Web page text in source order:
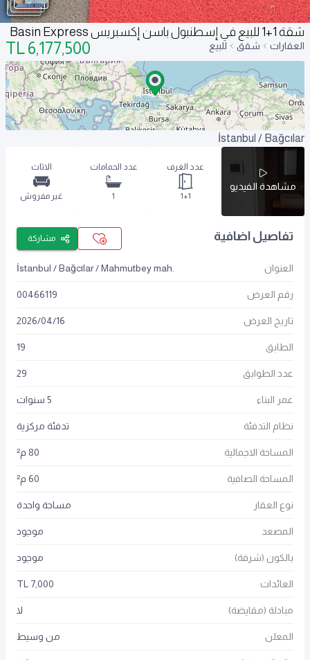
شقة 1+1 للبيع في إسطنبول باسن إكسبريس Basin Express
العقارات شقق للبيع 6,177,500
TL
İstanbul / Bağcılar
مشاهدة الفيديو
عدد الغرف
1+1
عدد الحمامات
1
الاثاث
غير مفروش
تفاصيل اضافية مشاركة
العنوان İstanbul / Bağcılar / Mahmutbey mah.
رقم العرض 00466119
تاريخ العرض 2026/04/16
الطابق 19
عدد الطوابق 29
عمر البناء 5 سنوات
نظام التدفئة تدفئة مركزية
المساحة الاجمالية 80 م²
المساحة الصافية 60 م²
نوع العقار مساحة واحدة
المصعد موجود
بالكون (شرفة) موجود
العائدات 7,000 TL
مبادلة (مقايضة) لا
المعلن من وسيط